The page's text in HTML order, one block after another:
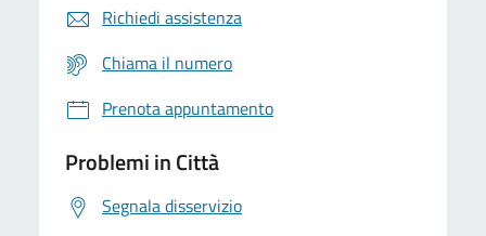
Richiedi assistenza
Chiama il numero
Prenota appuntamento
Problemi in Città
Segnala disservizio